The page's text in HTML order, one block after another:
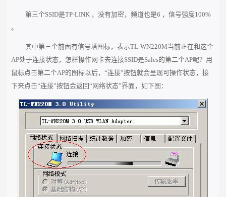
第三个SSID是TP-LINK ，没有加密，频道也是6 ，信号强度100%
。
其中第三个前面有信号塔图标，表示TL-WN220M当前正在和这个
AP处于连接状态，怎样操作网卡去连接SSID是Sales的第二个AP呢？用
鼠标点击第二个AP的图标以后，“连接”按钮就会呈现可操作状态，接
下来点击“连接”按钮会返回“网络状态”界面，如下图：